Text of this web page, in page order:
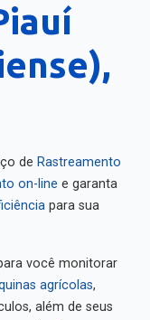
de Rastreamento
on-line e garanta
para sua
você monitorar
agrícolas,
além de seus